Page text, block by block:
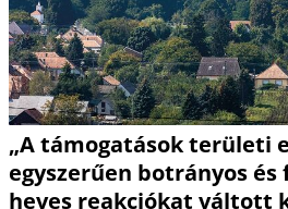
„A támogatások területi
egyszerűen botrányos és
heves reakciókat váltott